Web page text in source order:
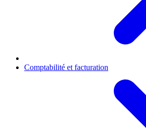
Comptabilité et facturation